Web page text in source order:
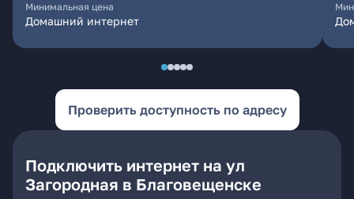
Минимальная цена
Домашний интернет
Проверить доступность по адресу
Подключить интернет на ул
Загородная в Благовещенске